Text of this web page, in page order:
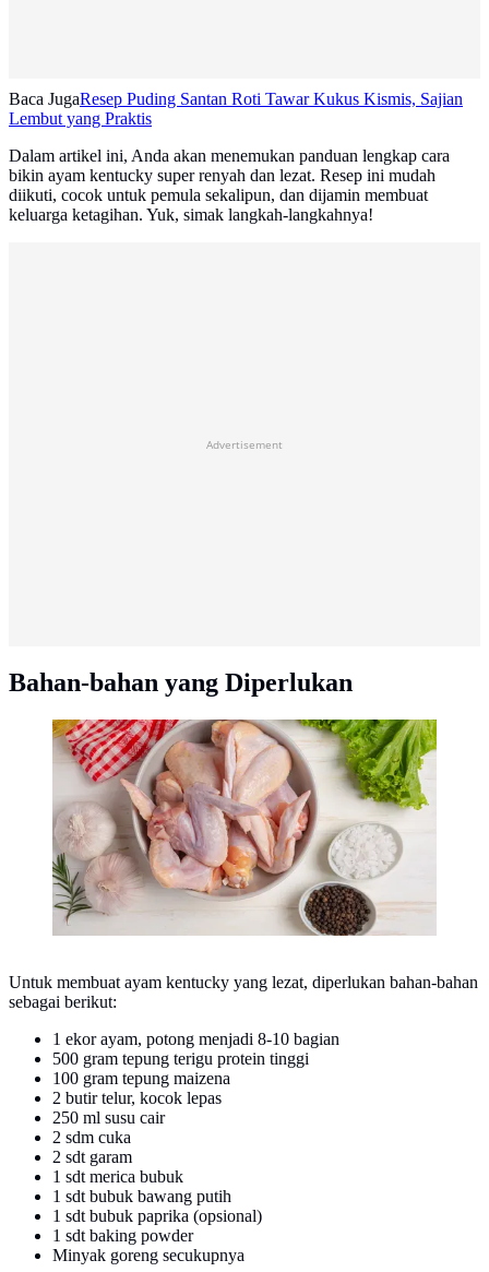
Baca JugaResep Puding Santan Roti Tawar Kukus Kismis, Sajian
Lembut yang Praktis
Dalam artikel ini, Anda akan menemukan panduan lengkap cara
bikin ayam kentucky super renyah dan lezat. Resep ini mudah
diikuti, cocok untuk pemula sekalipun, dan dijamin membuat
keluarga ketagihan. Yuk, simak langkah-langkahnya!
Advertisement
Bahan-bahan yang Diperlukan
Ilustrasi daging ayam/copyright freepik.com/jcomp
Untuk membuat ayam kentucky yang lezat, diperlukan bahan-bahan
sebagai berikut:
1 ekor ayam, potong menjadi 8-10 bagian
500 gram tepung terigu protein tinggi
100 gram tepung maizena
2 butir telur, kocok lepas
250 ml susu cair
2 sdm cuka
2 sdt garam
1 sdt merica bubuk
1 sdt bubuk bawang putih
1 sdt bubuk paprika (opsional)
1 sdt baking powder
Minyak goreng secukupnya